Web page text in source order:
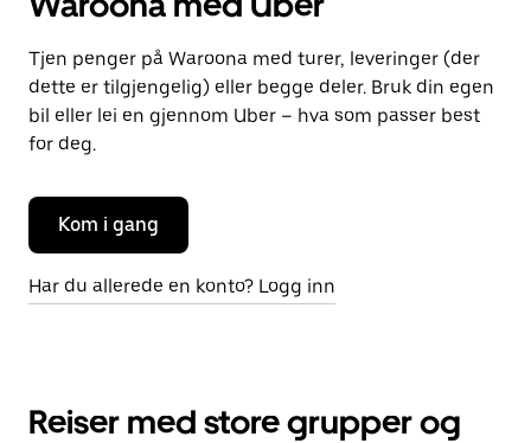
Tjen penger på Waroona med turer, leveringer (der
dette er tilgjengelig) eller begge deler. Bruk din egen
bil eller lei en gjennom Uber – hva som passer best
for deg.
Kom i gang
Har du allerede en konto? Logg inn
Reiser med store grupper og